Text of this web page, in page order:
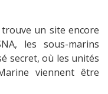
un site encore
les sous-marins
secret, où les unités
viennent être